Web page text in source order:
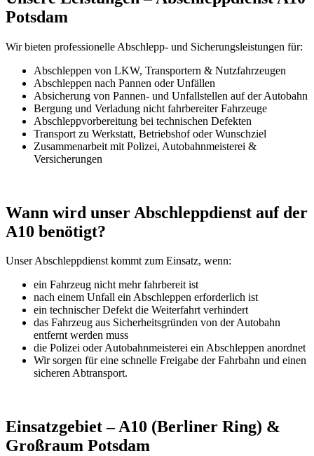
Potsdam
Wir bieten professionelle Abschlepp- und Sicherungsleistungen für:
Abschleppen von LKW, Transportern & Nutzfahrzeugen
Abschleppen nach Pannen oder Unfällen
Absicherung von Pannen- und Unfallstellen auf der Autobahn
Bergung und Verladung nicht fahrbereiter Fahrzeuge
Abschleppvorbereitung bei technischen Defekten
Transport zu Werkstatt, Betriebshof oder Wunschziel
Zusammenarbeit mit Polizei, Autobahnmeisterei &
Versicherungen
Wann wird unser Abschleppdienst auf der
A10 benötigt?
Unser Abschleppdienst kommt zum Einsatz, wenn:
ein Fahrzeug nicht mehr fahrbereit ist
nach einem Unfall ein Abschleppen erforderlich ist
ein technischer Defekt die Weiterfahrt verhindert
das Fahrzeug aus Sicherheitsgründen von der Autobahn
entfernt werden muss
die Polizei oder Autobahnmeisterei ein Abschleppen anordnet
Wir sorgen für eine schnelle Freigabe der Fahrbahn und einen
sicheren Abtransport.
Einsatzgebiet – A10 (Berliner Ring) &
Großraum Potsdam